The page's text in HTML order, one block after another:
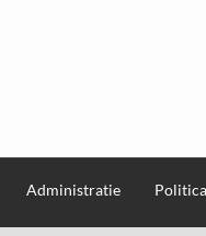
Administratie Politica